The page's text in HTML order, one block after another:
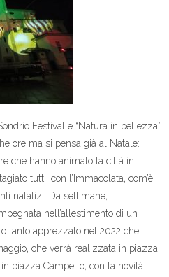
Festival e “Natura in bellezza”
ore ma si pensa già al Natale:
che hanno animato la città in
tutti, con l’Immacolata, com’è
natalizi. Da settimane,
nell’allestimento di un
tanto apprezzato nel 2022 che
che verrà realizzata in piazza
piazza Campello, con la novità